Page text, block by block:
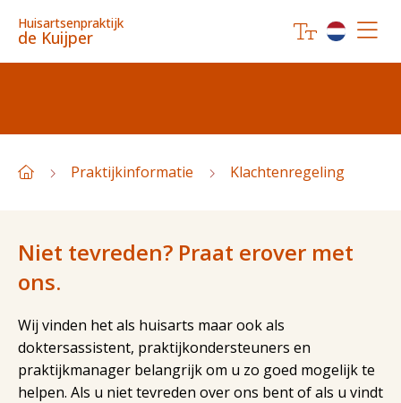
Huisartsenpraktijk
de Kuijper
Praktijkinformatie Klachtenregeling
Niet tevreden? Praat erover met
ons.
Wij vinden het als huisarts maar ook als
doktersassistent, praktijkondersteuners en
praktijkmanager belangrijk om u zo goed mogelijk te
helpen. Als u niet tevreden over ons bent of als u vindt